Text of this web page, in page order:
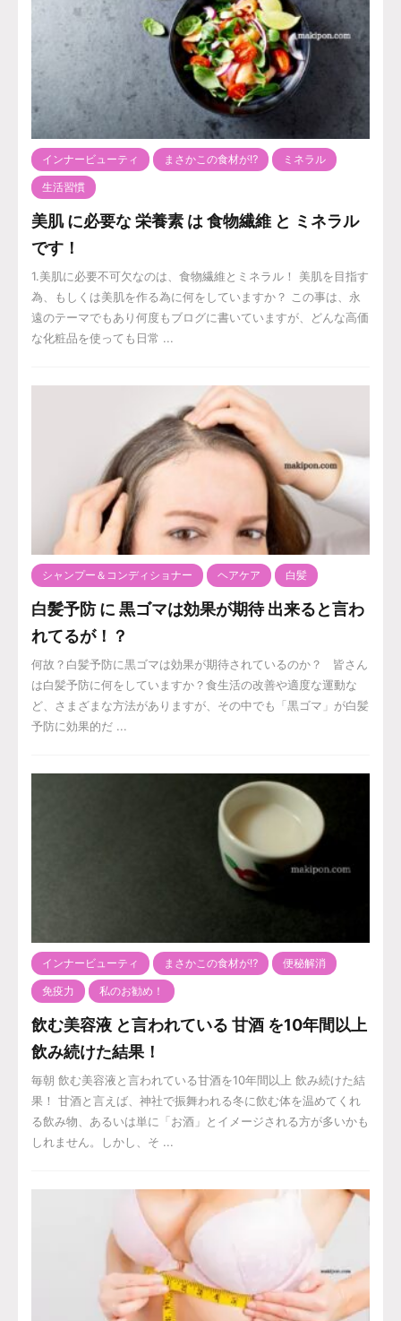
インナービューティ まさかこの食材が⁉️ ミネラル
生活習慣
美肌 に必要な 栄養素 は 食物繊維 と ミネラル
です！
1.美肌に必要不可欠なのは、食物繊維とミネラル！ 美肌を目指す
為、もしくは美肌を作る為に何をしていますか？ この事は、永
遠のテーマでもあり何度もブログに書いていますが、どんな高価
な化粧品を使っても日常 ...
シャンプー＆コンディショナー ヘアケア 白髪
白髪予防 に 黒ゴマは効果が期待 出来ると言わ
れてるが！？
何故？白髪予防に黒ゴマは効果が期待されているのか？ 皆さん
は白髪予防に何をしていますか？食生活の改善や適度な運動な
ど、さまざまな方法がありますが、その中でも「黒ゴマ」が白髪
予防に効果的だ ...
インナービューティ まさかこの食材が⁉️ 便秘解消
免疫力 私のお勧め！
飲む美容液 と言われている 甘酒 を10年間以上
飲み続けた結果！
毎朝 飲む美容液と言われている甘酒を10年間以上 飲み続けた結
果！ 甘酒と言えば、神社で振舞われる冬に飲む体を温めてくれ
る飲み物、あるいは単に「お酒」とイメージされる方が多いかも
しれません。しかし、そ ...